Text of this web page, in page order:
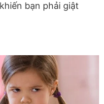
bạn phải giật